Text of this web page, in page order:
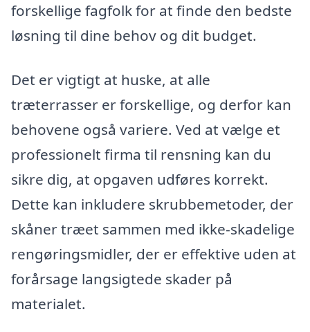
forskellige fagfolk for at finde den bedste
løsning til dine behov og dit budget.
Det er vigtigt at huske, at alle
træterrasser er forskellige, og derfor kan
behovene også variere. Ved at vælge et
professionelt firma til rensning kan du
sikre dig, at opgaven udføres korrekt.
Dette kan inkludere skrubbemetoder, der
skåner træet sammen med ikke-skadelige
rengøringsmidler, der er effektive uden at
forårsage langsigtede skader på
materialet.